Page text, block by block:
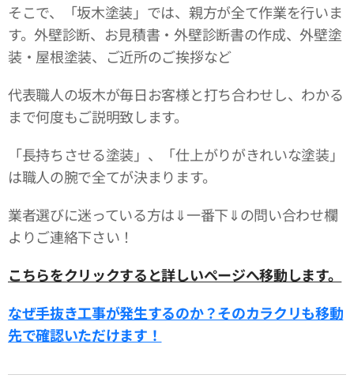
そこで、「坂木塗装」では、親方が全て作業を行いま
す。外壁診断、お見積書・外壁診断書の作成、外壁塗
装・屋根塗装、ご近所のご挨拶など
代表職人の坂木が毎日お客様と打ち合わせし、わかる
まで何度もご説明致します。
「長持ちさせる塗装」、「仕上がりがきれいな塗装」
は職人の腕で全てが決まります。
業者選びに迷っている方は⇓一番下⇓の問い合わせ欄
よりご連絡下さい！
こちらをクリックすると詳しいページへ移動します。
なぜ手抜き工事が発生するのか？そのカラクリも移動
先で確認いただけます！